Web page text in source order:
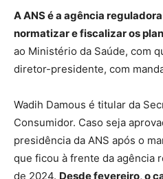
A ANS é a agência
normatizar e fiscalizar os
ao Ministério da Saúde, com
diretor-presidente, com
Wadih Damous é titular da
Consumidor. Caso seja
presidência da ANS após o
que ficou à frente da agência
de 2024. Desde fevereiro, o